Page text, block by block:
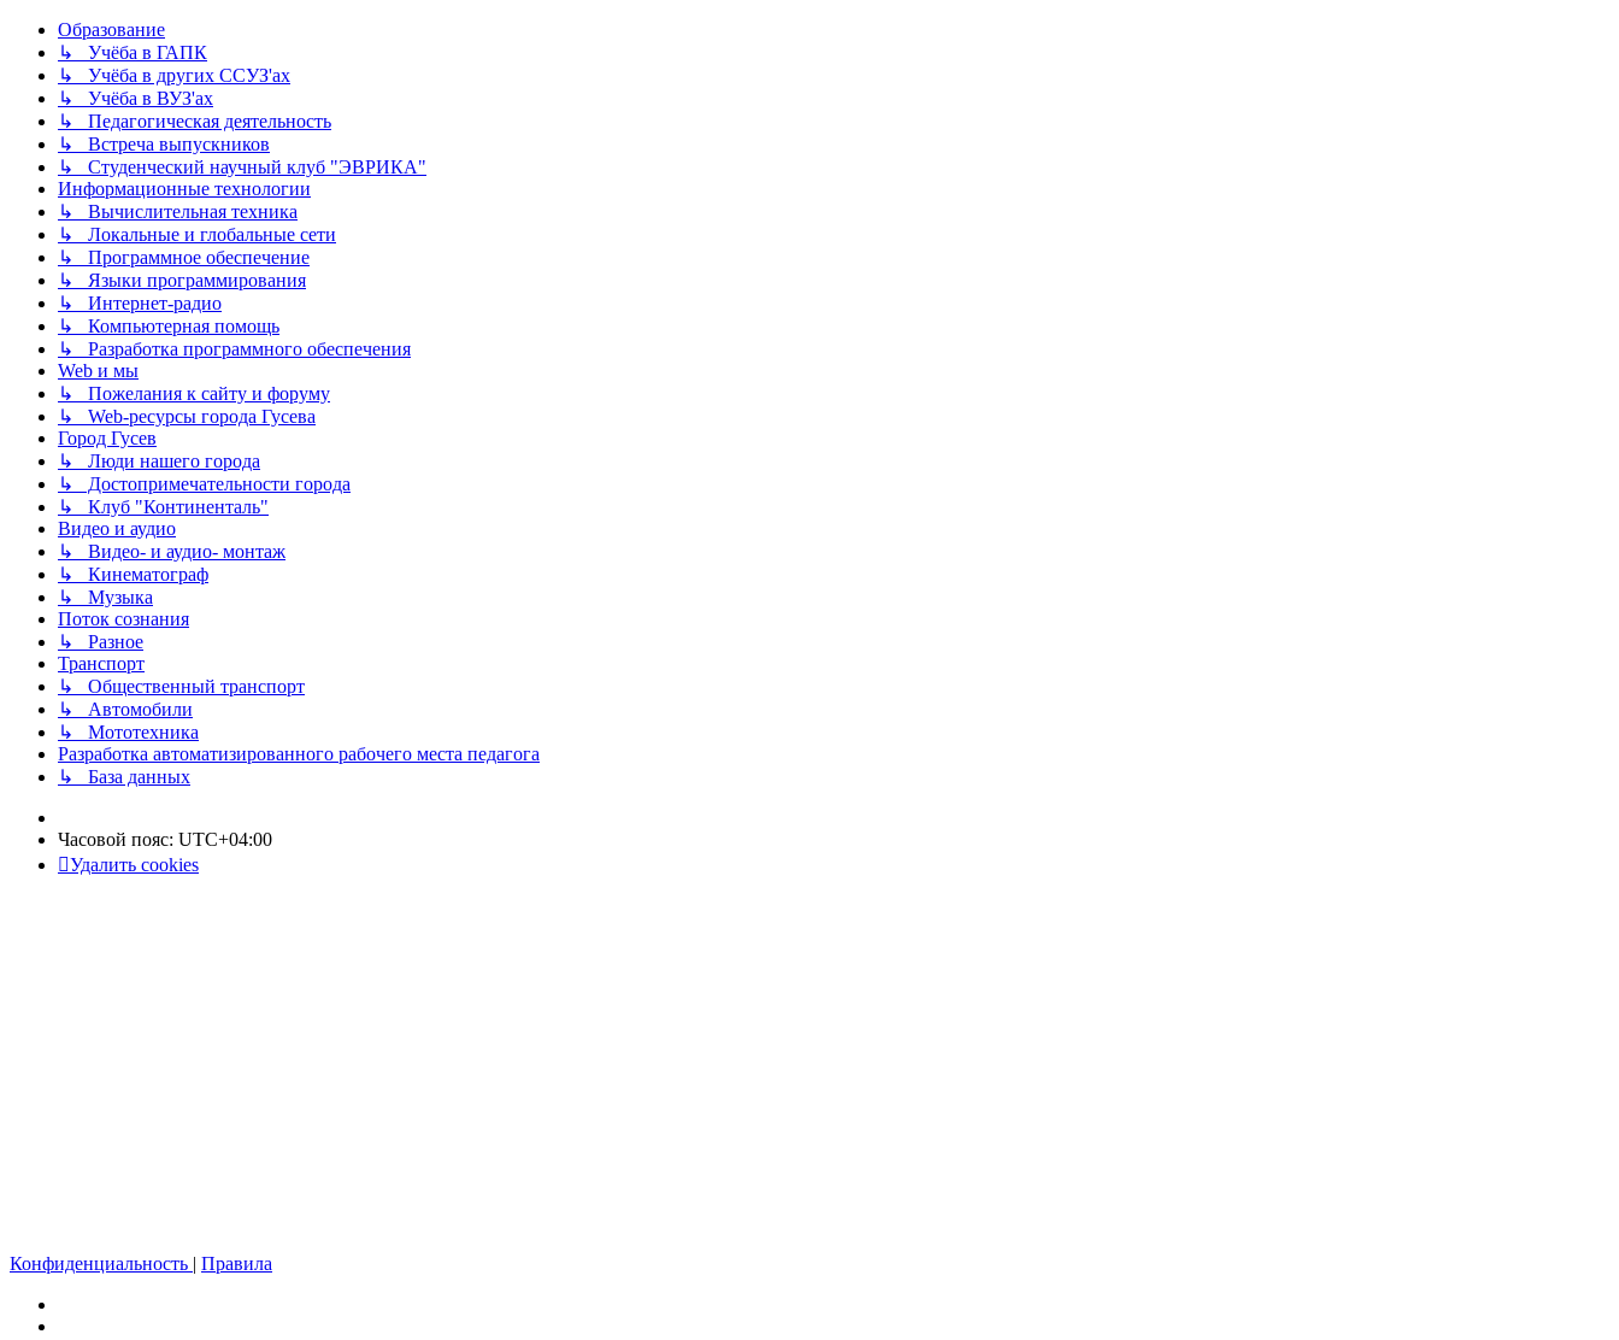
Образование
↳ Учёба в ГАПК
↳ Учёба в других ССУЗ'ах
↳ Учёба в ВУЗ'ах
↳ Педагогическая деятельность
↳ Встреча выпускников
↳ Студенческий научный клуб "ЭВРИКА"
Информационные технологии
↳ Вычислительная техника
↳ Локальные и глобальные сети
↳ Программное обеспечение
↳ Языки программирования
↳ Интернет-радио
↳ Компьютерная помощь
↳ Разработка программного обеспечения
Web и мы
↳ Пожелания к сайту и форуму
↳ Web-ресурсы города Гусева
Город Гусев
↳ Люди нашего города
↳ Достопримечательности города
↳ Клуб "Континенталь"
Видео и аудио
↳ Видео- и аудио- монтаж
↳ Кинематограф
↳ Музыка
Поток сознания
↳ Разное
Транспорт
↳ Общественный транспорт
↳ Автомобили
↳ Мототехника
Разработка автоматизированного рабочего места педагога
↳ База данных
Часовой пояс: UTC+04:00
Удалить cookies
Конфиденциальность | Правила